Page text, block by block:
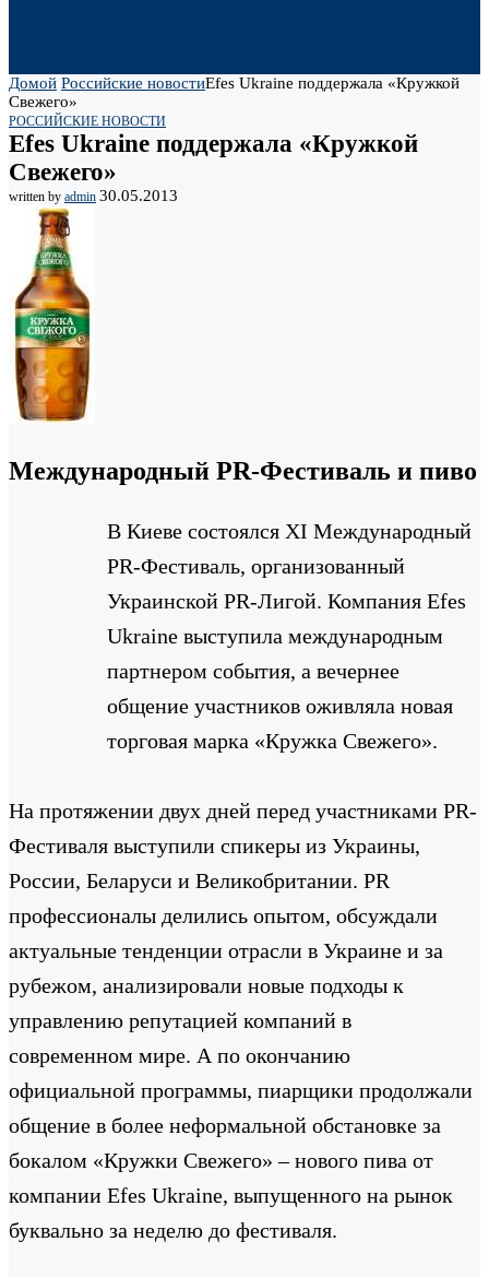
Домой Российские новостиEfes Ukraine поддержала «Кружкой
Свежего»
РОССИЙСКИЕ НОВОСТИ
Efes Ukraine поддержала «Кружкой
Свежего»
written by admin 30.05.2013
Международный PR-Фестиваль и пиво
В Киеве состоялся XI Международный
PR-Фестиваль, организованный
Украинской PR-Лигой. Компания Efes
Ukraine выступила международным
партнером события, а вечернее
общение участников оживляла новая
торговая марка «Кружка Свежего».
На протяжении двух дней перед участниками PR-
Фестиваля выступили спикеры из Украины,
России, Беларуси и Великобритании. PR
профессионалы делились опытом, обсуждали
актуальные тенденции отрасли в Украине и за
рубежом, анализировали новые подходы к
управлению репутацией компаний в
современном мире. А по окончанию
официальной программы, пиарщики продолжали
общение в более неформальной обстановке за
бокалом «Кружки Свежего» – нового пива от
компании Efes Ukraine, выпущенного на рынок
буквально за неделю до фестиваля.